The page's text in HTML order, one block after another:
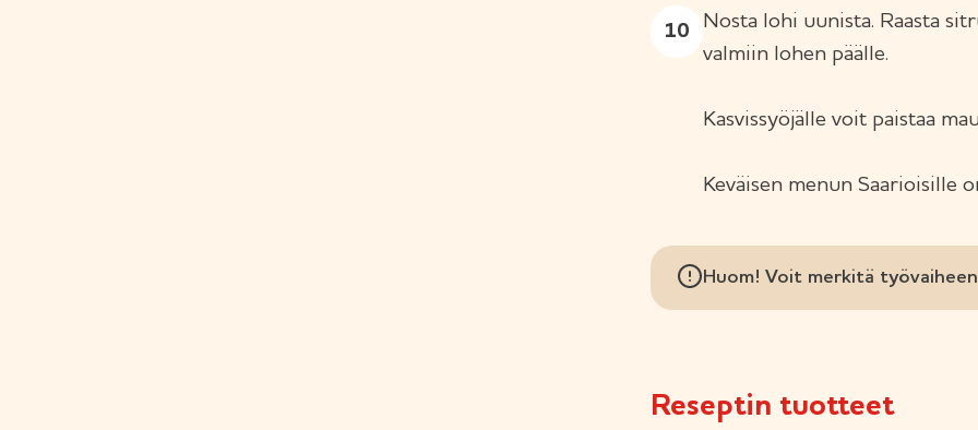
Nosta lohi uunista. Raasta
valmiin lohen päälle.
Kasvissyöjälle voit paistaa
Keväisen menun Saarioisille
Huom! Voit merkitä
Reseptin tuotteet